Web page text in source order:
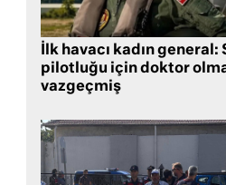
İlk havacı kadın general:
pilotluğu için doktor
vazgeçmiş